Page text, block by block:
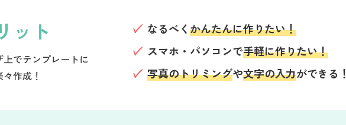
ット
でテンプレートに
作成！
なるべくかんたんに作りたい！
スマホ・パソコンで手軽に作りたい！
写真のトリミングや文字の入力ができる！